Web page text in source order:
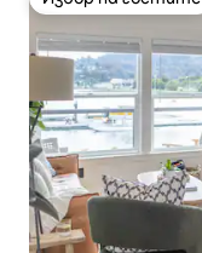
Избор на гостите